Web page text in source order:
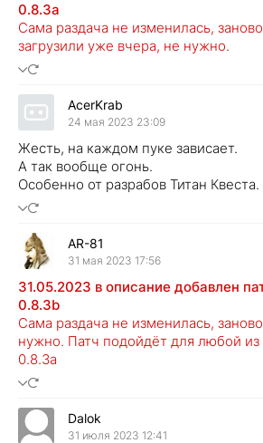
0.8.3а
Сама раздача не изменилась,
загрузили уже вчера, не нужно.
AcerKrab
24 мая 2023 23:09
Жесть, на каждом пуке зависает.
А так вообще огонь.
Особенно от разрабов Титан Квеста.
AR-81
31 мая 2023 17:56
31.05.2023 в описание добавлен
0.8.3b
Сама раздача не изменилась,
нужно. Патч подойдёт для любой из
0.8.3а
Dalok
31 июля 2023 12:41